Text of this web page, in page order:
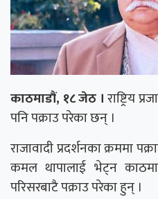
काठमाडौं, १८ जेठ ।राष्ट्रिय
पनि पक्राउ परेका छन् ।
राजावादी प्रदर्शनका क्रममा
कमल थापालाई भेट्न
परिसरबाटै पक्राउ परेका हुन् ।